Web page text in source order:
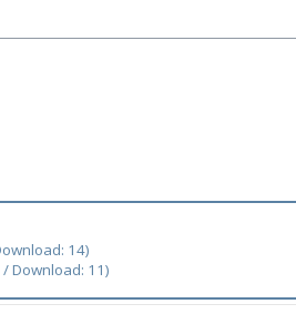
14)
Download: 11)